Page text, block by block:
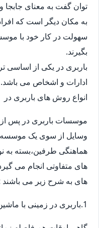
توان گفت به معنای
به مکان دیگر است که
سهولت در کار خود با
بگیرند.
باربری در یکی از اساسی
ادارات و اشخاص می باشد.
انواع روش های باربری در
موسسات باربری در پس
وسایل از سوی یک
هماهنگی طرفین،بسته به
های متفاوتی انجام می
های به شرح زیر می باشند
1.باربری در زمینی با ماشین سنگین و وانت بارها :